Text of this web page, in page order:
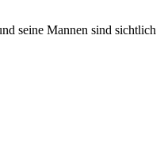
seine Mannen sind sichtlich